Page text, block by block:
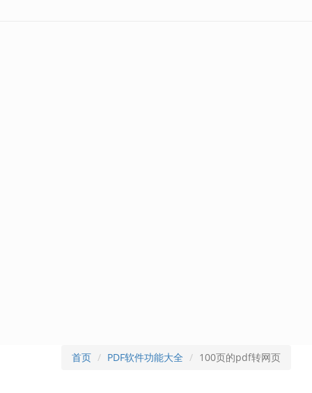
首页 PDF软件功能大全 100页的pdf转网页